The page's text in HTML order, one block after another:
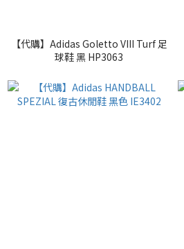
【代購】Adidas Goletto VIII Turf 足
球鞋 黑 HP3063